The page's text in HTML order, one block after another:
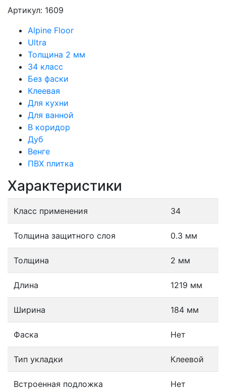
Артикул: 1609
Alpine Floor
Ultra
Толщина 2 мм
34 класс
Без фаски
Клеевая
Для кухни
Для ванной
В коридор
Дуб
Венге
ПВХ плитка
Характеристики
Класс применения 34
Толщина защитного слоя 0.3 мм
Толщина 2 мм
Длина 1219 мм
Ширина 184 мм
Фаска Нет
Тип укладки Клеевой
Встроенная подложка Нет